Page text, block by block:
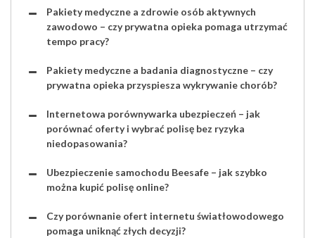
Pakiety medyczne a zdrowie osób aktywnych
zawodowo – czy prywatna opieka pomaga utrzymać
tempo pracy?
Pakiety medyczne a badania diagnostyczne – czy
prywatna opieka przyspiesza wykrywanie chorób?
Internetowa porównywarka ubezpieczeń – jak
porównać oferty i wybrać polisę bez ryzyka
niedopasowania?
Ubezpieczenie samochodu Beesafe – jak szybko
można kupić polisę online?
Czy porównanie ofert internetu światłowodowego
pomaga uniknąć złych decyzji?